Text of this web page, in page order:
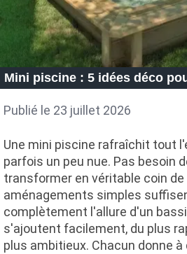
Mini piscine : 5 idées déco
Publié le 23 juillet 2026
Une mini piscine rafraîchit tout
parfois un peu nue. Pas besoin
transformer en véritable coin de
aménagements simples
complètement l'allure d'un
s'ajoutent facilement, du plus
plus ambitieux. Chacun donne